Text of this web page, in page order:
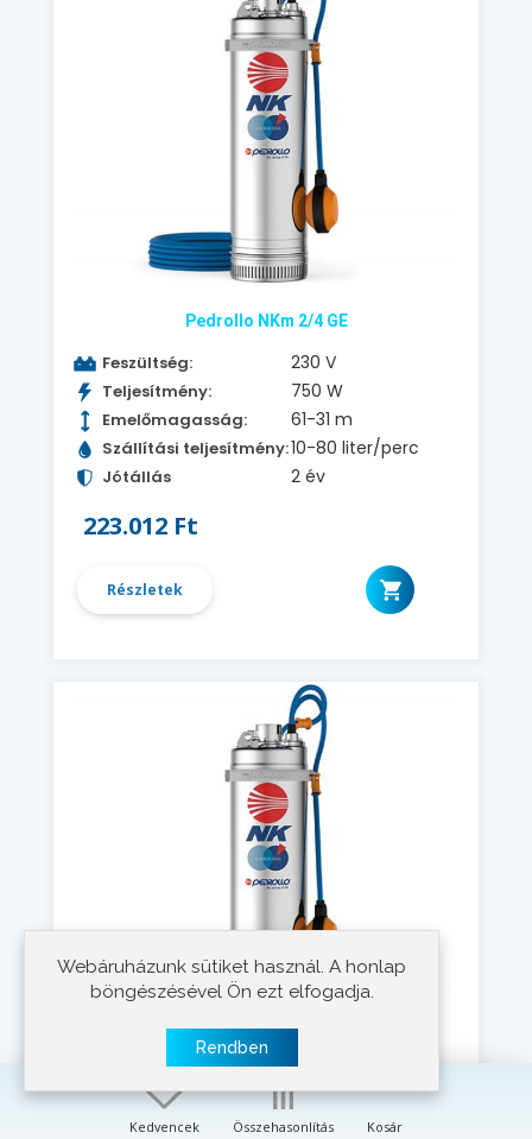
Pedrollo NKm 2/4 GE
Feszültség: 230 V
Teljesítmény: 750 W
Emelőmagasság: 61-31 m
Szállítási teljesítmény:10-80 liter/perc
Jótállás 2 év
223.012 Ft
Részletek
Pedrollo NKm 4/4 GE
Feszültség: 230 V
Teljesítmény:
750 W
Kedvencek Összehasonlítás Kosár
Webáruházunk sütiket használ. A honlap
böngészésével Ön ezt elfogadja.
Rendben